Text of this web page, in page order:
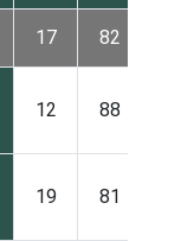
17 82
12 88
19 81